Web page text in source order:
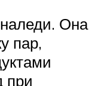
Она
пар,
при